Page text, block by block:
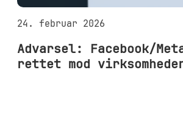
24. februar 2026
Advarsel: Facebook/
rettet mod